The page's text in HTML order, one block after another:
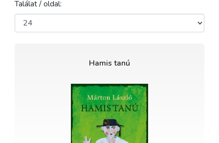
Találat / oldal:
Hamis tanú